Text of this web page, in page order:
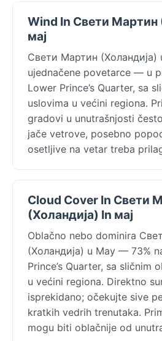
Wind In Свети Мартин
мај
Свети Мартин (Холандија)
ujednačene povetarce — u
Lower Prince’s Quarter, sa
uslovima u većini regiona.
gradovi u unutrašnjosti
jače vetrove, posebno
osetljive na vetar treba
Cloud Cover In Свети
(Холандија) In мај
Oblačno nebo dominira
(Холандија) u May — 73%
Prince’s Quarter, sa sličnim
u većini regiona. Direktno
isprekidano; očekujte sive
kratkih vedrih trenutaka.
mogu biti oblačnije od